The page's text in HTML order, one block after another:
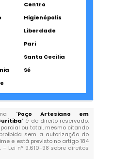
Centro
Higienópolis
Liberdade
Pari
Santa Cecília
Sé
"Poço Artesiano em
" é de direito reservado.
parcial ou total, mesmo citando
sem a autorização do
e está previsto no artigo 184
– Lei n° 9.610-98 sobre direitos